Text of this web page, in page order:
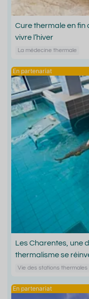
Cure thermale en fin
vivre l’hiver
La médecine thermale
Les Charentes, une
thermalisme se
Vie des stations thermales